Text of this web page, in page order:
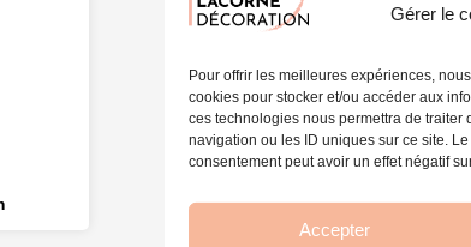
Gérer le
Pour offrir les meilleures expériences,
cookies pour stocker et/ou accéder aux
ces technologies nous permettra de
navigation ou les ID uniques sur ce site.
consentement peut avoir un effet négatif
Accepter